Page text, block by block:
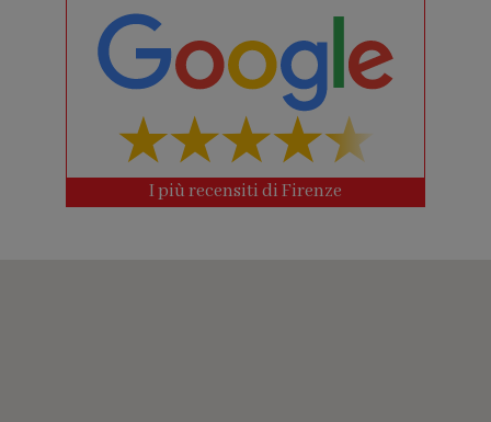
I più recensiti di Firenze